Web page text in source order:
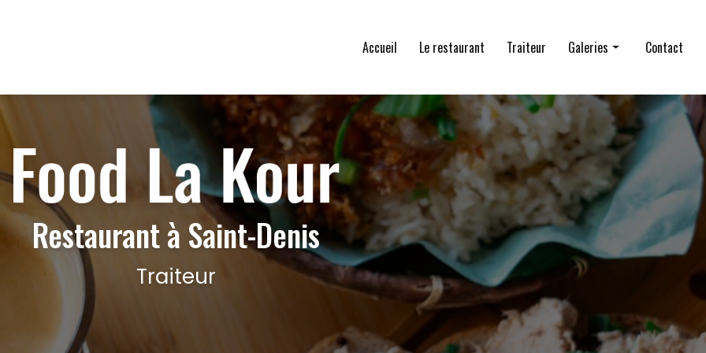
Accueil Le restaurant Traiteur Galeries
Le restaurant
Traiteur
Contact
Restaurant à Saint-Denis
Traiteur